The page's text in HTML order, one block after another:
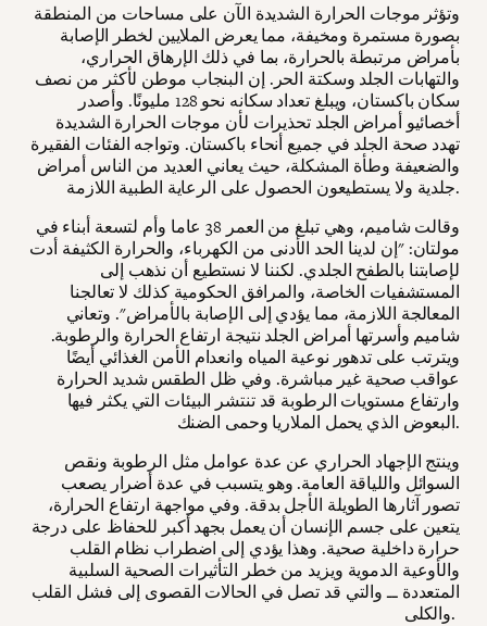
وتؤثر موجات الحرارة الشديدة الآن على مساحات من المنطقة
بصورة مستمرة ومخيفة، مما يعرض الملايين لخطر الإصابة
بأمراض مرتبطة بالحرارة، بما في ذلك الإرهاق الحراري،
والتهابات الجلد وسكتة الحر. إن البنجاب موطن لأكثر من نصف
سكان باكستان، ويبلغ تعداد سكانه نحو 128 مليونًا. وأصدر
أخصائيو أمراض الجلد تحذيرات لأن موجات الحرارة الشديدة
تهدد صحة الجلد في جميع أنحاء باكستان. وتواجه الفئات الفقيرة
والضعيفة وطأة المشكلة، حيث يعاني العديد من الناس أمراض
جلدية ولا يستطيعون الحصول على الرعاية الطبية اللازمة.
وقالت شاميم، وهي تبلغ من العمر 38 عاما وأم لتسعة أبناء في
مولتان: "إن لدينا الحد الأدنى من الكهرباء، والحرارة الكثيفة أدت
لإصابتنا بالطفح الجلدي. لكننا لا نستطيع أن نذهب إلى
المستشفيات الخاصة، والمرافق الحكومية كذلك لا تعالجنا
المعالجة اللازمة، مما يؤدي إلى الإصابة بالأمراض". وتعاني
شاميم وأسرتها أمراض الجلد نتيجة ارتفاع الحرارة والرطوبة.
ويترتب على تدهور نوعية المياه وانعدام الأمن الغذائي أيضًا
عواقب صحية غير مباشرة. وفي ظل الطقس شديد الحرارة
وارتفاع مستويات الرطوبة قد تنتشر البيئات التي يكثر فيها
البعوض الذي يحمل الملاريا وحمى الضنك.
وينتج الإجهاد الحراري عن عدة عوامل مثل الرطوبة ونقص
السوائل واللياقة العامة. وهو يتسبب في عدة أضرار يصعب
تصور آثارها الطويلة الأجل بدقة. وفي مواجهة ارتفاع الحرارة،
يتعين على جسم الإنسان أن يعمل بجهد أكبر للحفاظ على درجة
حرارة داخلية صحية. وهذا يؤدي إلى اضطراب نظام القلب
والأوعية الدموية ويزيد من خطر التأثيرات الصحية السلبية
المتعددة ــ والتي قد تصل في الحالات القصوى إلى فشل القلب
والكلى.